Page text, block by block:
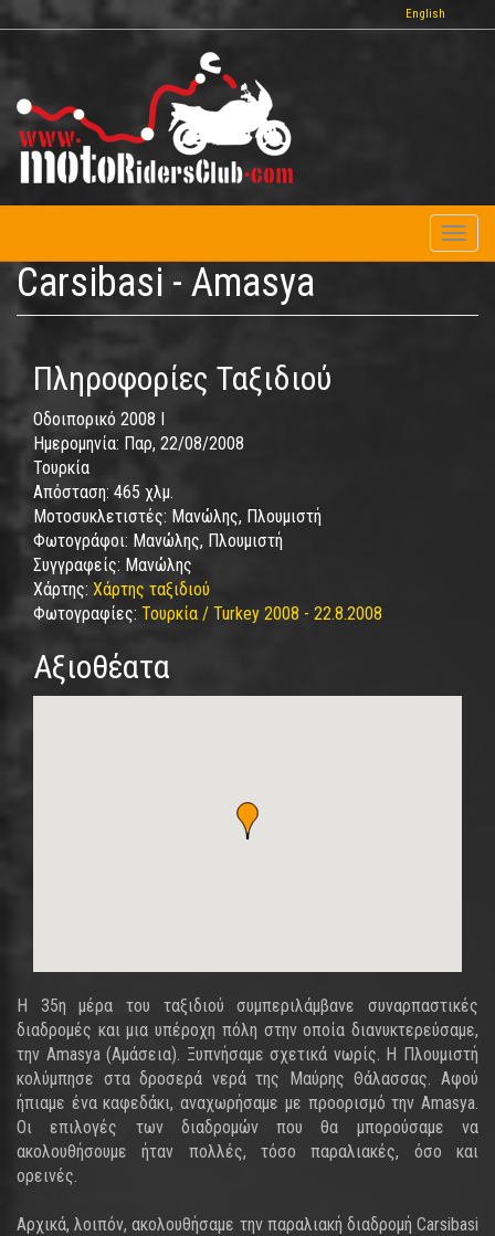
Παράκαμψη
προς
κυρίως
περιεχόμενο
English
Carsibasi - Amasya
Πληροφορίες Ταξιδιού
Οδοιπορικό 2008 I
Ημερομηνία: Παρ, 22/08/2008
Τουρκία
Απόσταση: 465 χλμ.
Μοτοσυκλετιστές: Μανώλης, Πλουμιστή
Φωτογράφοι: Μανώλης, Πλουμιστή
Συγγραφείς: Μανώλης
Χάρτης: Χάρτης ταξιδιού
Φωτογραφίες: Τουρκία / Turkey 2008 - 22.8.2008
Αξιοθέατα
Η 35η μέρα του ταξιδιού συμπεριλάμβανε συναρπαστικές
διαδρομές και μια υπέροχη πόλη στην οποία διανυκτερεύσαμε,
την Amasya (Αμάσεια). Ξυπνήσαμε σχετικά νωρίς. Η Πλουμιστή
κολύμπησε στα δροσερά νερά της Μαύρης Θάλασσας. Αφού
ήπιαμε ένα καφεδάκι, αναχωρήσαμε με προορισμό την Amasya.
Οι επιλογές των διαδρομών που θα μπορούσαμε να
ακολουθήσουμε ήταν πολλές, τόσο παραλιακές, όσο και
ορεινές.
Αρχικά, λοιπόν, ακολουθήσαμε την παραλιακή διαδρομή Carsibasi